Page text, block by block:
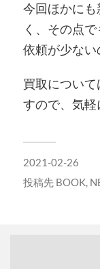
今回ほかに
く、その点
依頼が少ない
買取につい
すので、気軽
2021-02-26
投稿先 BOOK,